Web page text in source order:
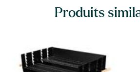
Produits